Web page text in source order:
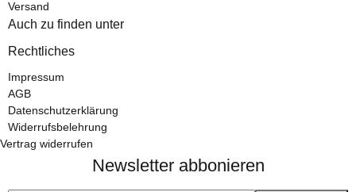
Versand
Auch zu finden unter
Rechtliches
Impressum
AGB
Datenschutzerklärung
Widerrufsbelehrung
Vertrag widerrufen
Newsletter abbonieren